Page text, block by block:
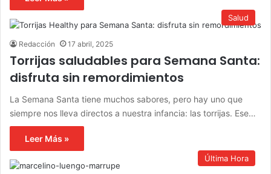
Salud
Redacción 17 abril, 2025
Torrijas saludables para Semana Santa:
disfruta sin remordimientos
La Semana Santa tiene muchos sabores, pero hay uno que
siempre nos lleva directos a nuestra infancia: las torrijas. Ese…
Leer Más »
Última Hora